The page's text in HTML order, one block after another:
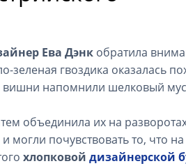
Ева Дэнк обратила
зеленая гвоздика оказалась
вишни напомнили шелковый
объединила их на
могли почувствовать то, что
хлопковой дизайнерской